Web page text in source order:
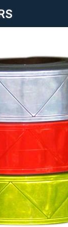
moda.
la oscuridad.
industrial